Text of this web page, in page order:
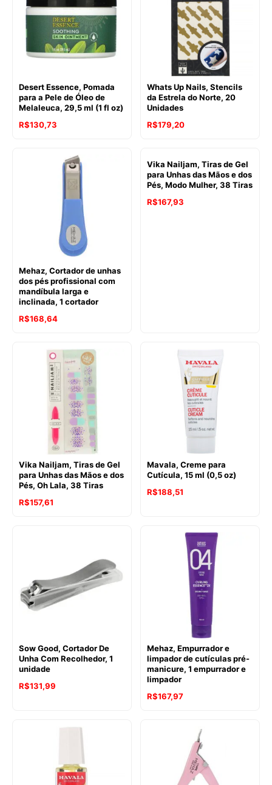
Desert Essence, Pomada
para a Pele de Óleo de
Melaleuca, 29,5 ml (1 fl oz)
R$130,73
Whats Up Nails, Stencils
da Estrela do Norte, 20
Unidades
R$179,20
Mehaz, Cortador de unhas
dos pés profissional com
mandíbula larga e
inclinada, 1 cortador
R$168,64
Vika Nailjam, Tiras de Gel
para Unhas das Mãos e dos
Pés, Modo Mulher, 38 Tiras
R$167,93
Vika Nailjam, Tiras de Gel
para Unhas das Mãos e dos
Pés, Oh Lala, 38 Tiras
R$157,61
Mavala, Creme para
Cutícula, 15 ml (0,5 oz)
R$188,51
Sow Good, Cortador De
Unha Com Recolhedor, 1
unidade
R$131,99
Mehaz, Empurrador e
limpador de cutículas pré-
manicure, 1 empurrador e
limpador
R$167,97